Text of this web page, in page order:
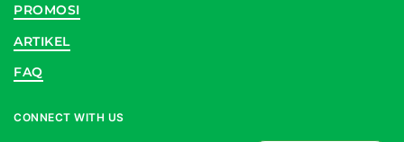
PROMOSI
ARTIKEL
FAQ
CONNECT WITH US